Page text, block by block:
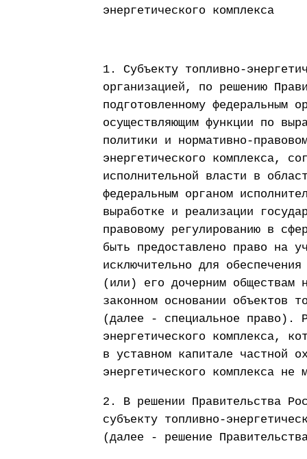
энергетического комплекса
1. Субъекту топливно-
организацией, по решению
подготовленному федеральным
осуществляющим функции по
политики и нормативно-
энергетического комплекса,
исполнительной власти в
федеральным органом
выработке и реализации
правовому регулированию в
быть предоставлено право на
исключительно для
(или) его дочерним обществам
законном основании объектов
(далее - специальное право).
энергетического комплекса,
в уставном капитале частной
энергетического комплекса
2. В решении Правительства
субъекту топливно-
(далее - решение